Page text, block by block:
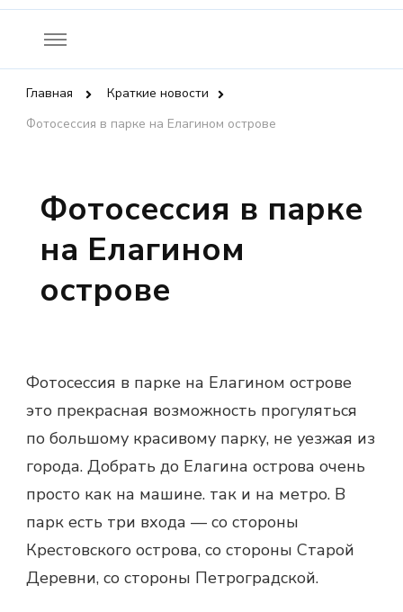
Главная
Краткие новости
Фотосессия в парке на Елагином острове
Фотосессия в парке
на Елагином
острове
Фотосессия в парке на Елагином острове
это прекрасная возможность прогуляться
по большому красивому парку, не уезжая из
города. Добрать до Елагина острова очень
просто как на машине. так и на метро. В
парк есть три входа — со стороны
Крестовского острова, со стороны Старой
Деревни, со стороны Петроградской.